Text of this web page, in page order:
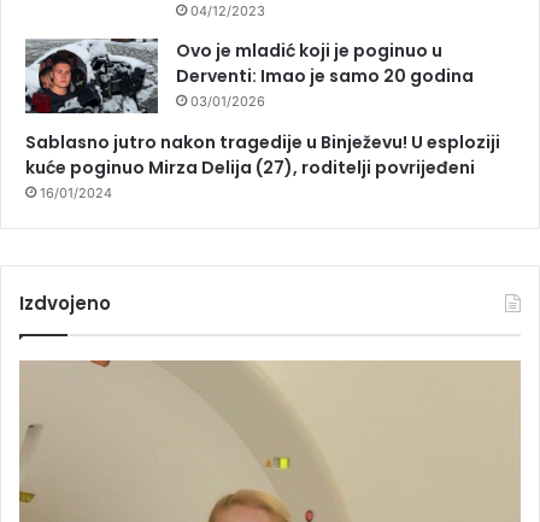
04/12/2023
Ovo je mladić koji je poginuo u
Derventi: Imao je samo 20 godina
03/01/2026
Sablasno jutro nakon tragedije u Binježevu! U esploziji
kuće poginuo Mirza Delija (27), roditelji povrijeđeni
16/01/2024
Izdvojeno